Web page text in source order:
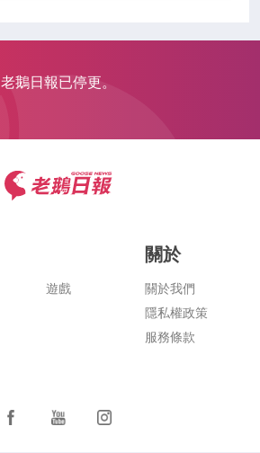
老鵝日報已停更。
遊戲
關於
關於我們
隱私權政策
服務條款